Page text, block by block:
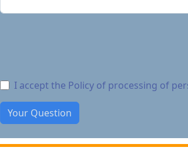
I accept the Policy of processing of